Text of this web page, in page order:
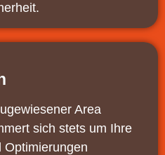
Area
sich stets um Ihre
Optimierungen